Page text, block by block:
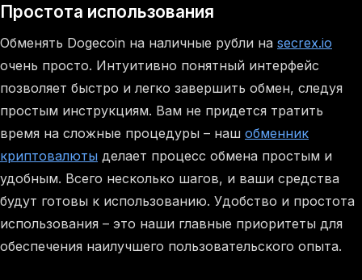
Простота использования
Обменять Dogecoin на наличные рубли на secrex.io
очень просто. Интуитивно понятный интерфейс
позволяет быстро и легко завершить обмен, следуя
простым инструкциям. Вам не придется тратить
время на сложные процедуры – наш обменник
криптовалюты делает процесс обмена простым и
удобным. Всего несколько шагов, и ваши средства
будут готовы к использованию. Удобство и простота
использования – это наши главные приоритеты для
обеспечения наилучшего пользовательского опыта.